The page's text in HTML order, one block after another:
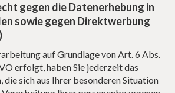
gegen die Datenerhebung in
sowie gegen Direktwerbung
auf Grundlage von Art. 6 Abs.
erfolgt, haben Sie jederzeit das
die sich aus Ihrer besonderen Situation